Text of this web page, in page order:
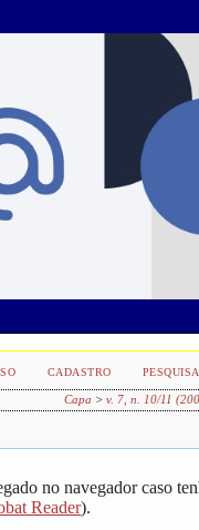
CADASTRO PESQUISA
Capa > v. 7, n. 10/11
no navegador caso
Reader).